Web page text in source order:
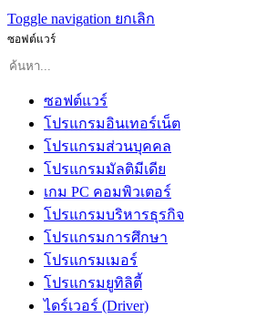
Toggle navigation ยกเลิก
ซอฟต์แวร์
ซอฟต์แวร์
โปรแกรมอินเทอร์เน็ต
โปรแกรมส่วนบุคคล
โปรแกรมมัลติมีเดีย
เกม PC คอมพิวเตอร์
โปรแกรมบริหารธุรกิจ
โปรแกรมการศึกษา
โปรแกรมเมอร์
โปรแกรมยูทิลิตี้
ไดร์เวอร์ (Driver)